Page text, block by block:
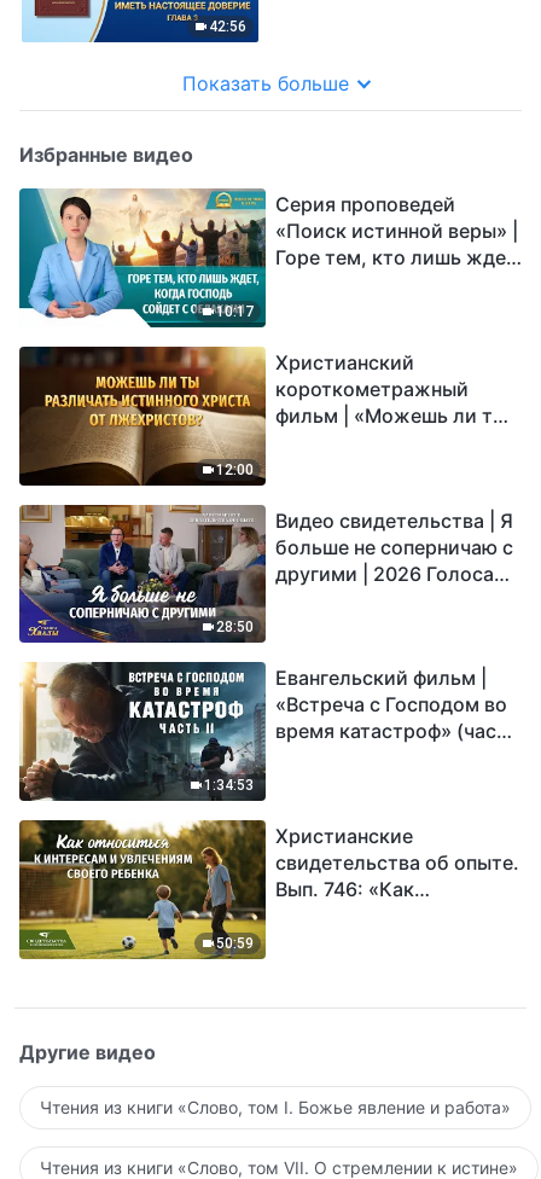
42:56
Показать больше
Избранные видео
10:17
Серия проповедей
«Поиск истинной веры» |
Горе тем, кто лишь ждет,
12:00
Христианский
короткометражный
фильм | «Можешь ли ты
28:50
Видео свидетельства | Я
больше не соперничаю с
другими | 2026 Голоса
1:34:53
Евангельский фильм |
«Встреча с Господом во
время катастроф» (часть
спасение?
50:59
Христианские
свидетельства об опыте.
Вып. 746: «Как
Другие видео
Чтения из книги «Слово, том I. Божье явление и работа»
Чтения из книги «Слово, том VII. О стремлении к истине»